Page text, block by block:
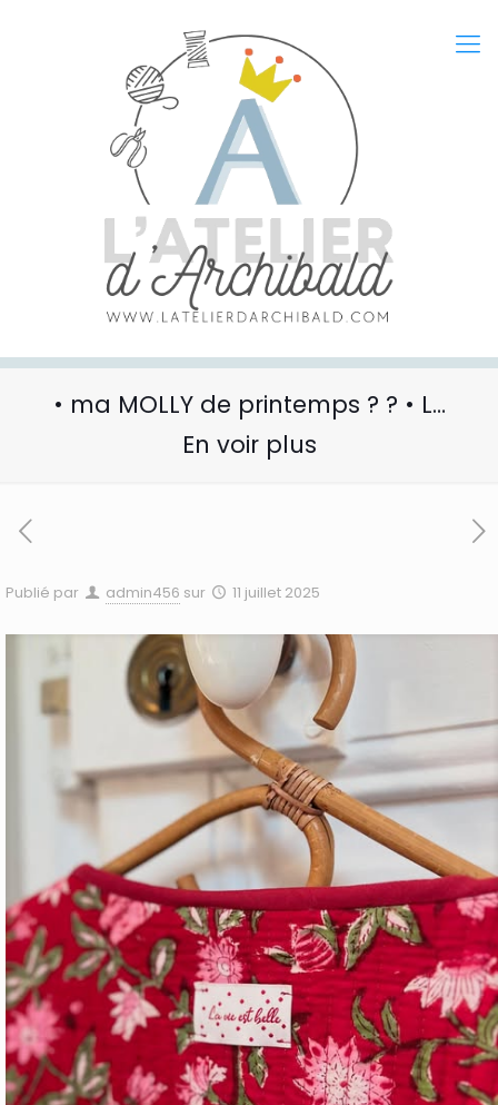
• ma MOLLY de printemps ? ? • L…
En voir plus
Publié par admin456 sur 11 juillet 2025